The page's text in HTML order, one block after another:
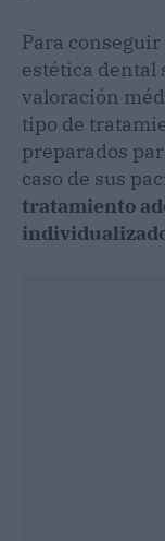
Para
estética dental
valoración
tipo de
preparados
caso de sus
tratamiento